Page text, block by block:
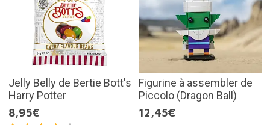
Jelly Belly de Bertie Bott's
Harry Potter
8,95€
Figurine à assembler de
Piccolo (Dragon Ball)
12,45€